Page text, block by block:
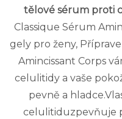
tělové sérum proti
Classique Sérum
gely pro ženy,
Amincissant Corps
celulitidy a vaše
pevně a
celulitiduzpevňuje